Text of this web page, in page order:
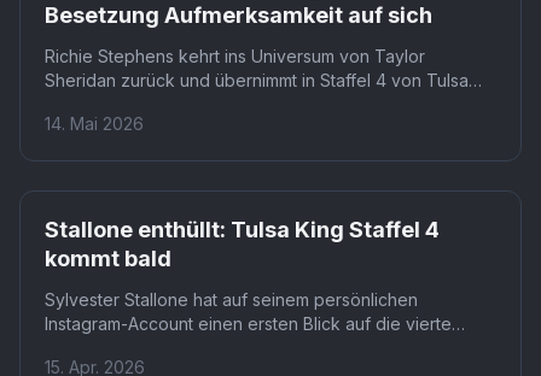
Besetzung Aufmerksamkeit auf sich
Richie Stephens kehrt ins Universum von Taylor
Sheridan zurück und übernimmt in Staffel 4 von Tulsa
Lieferanten und Verbrecherboss. Die Paramount+-Serie
Channel verfügbar. Mit English Dan bekommt Stallones
Figur Dwight Manfredi einen neuen gefährlichen
Gegenspieler, der die kriminelle Machtstruktur in Tulsa
weiter erschüttern dürfte.
14. Mai 2026
Paramount+
Stallone enthüllt: Tulsa King Staffel 4
kommt bald
Sylvester Stallone hat auf seinem persönlichen
Instagram-Account einen ersten Blick auf die vierte
erfreulichen Nachricht überrascht. Der Star der
15. Apr. 2026